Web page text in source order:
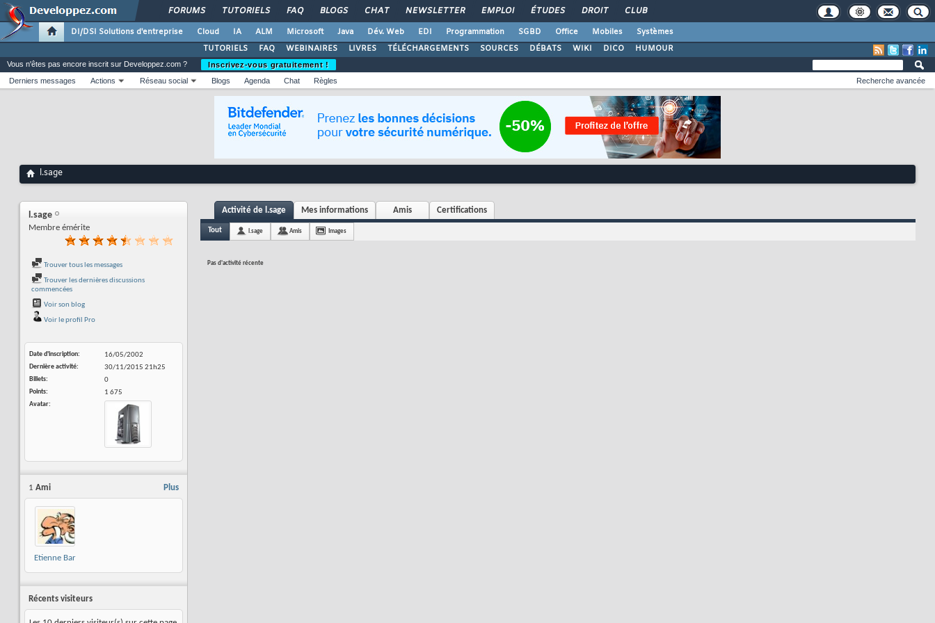
FORUMS TUTORIELS FAQ BLOGS CHAT NEWSLETTER EMPLOI ÉTUDES DROIT CLUB
DI/DSI Solutions d'entreprise Cloud IA ALM Microsoft Java Dév. Web EDI Programmation SGBD Office Mobiles
Systèmes
TUTORIELS
FAQ WEBINAIRES LIVRES TÉLÉCHARGEMENTS SOURCES DÉBATS WIKI DICO HUMOUR
Vous n'êtes pas encore inscrit sur Developpez.com ?
Inscrivez-vous gratuitement !
Derniers messages
Actions Réseau social Blogs Agenda Chat Règles Recherche avancée
l.sage
l.sage
Membre émérite
Trouver tous les messages
Trouver les dernières discussions
commencées
Voir son blog
Voir le profil Pro
Date d'inscription
16/05/2002
Dernière activité
30/11/2015 21h25
Billets
0
Points
1 675
Avatar
Plus
1 Ami
Etienne Bar
Récents visiteurs
Activité de l.sage Mes informations Amis Certifications
Tout l.sage Amis Images
Pas d'activité récente